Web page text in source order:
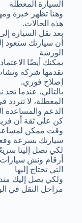
السيارة المعطلة
وهنا تظهر خبرة
هذه الحالات.
بعد نقل السيارة
أن سيارتك ستعود
الورشة
يمكنك أيضًا
تقدمها شركة
إصلاح فوري.
بالتالي، عندما
المعطلة، لا
الدعم والمساعدة
كن على ثقة أن
وقت ممكن
سيارتك بسرعة
لكي تصل إلينا
أرقام ونش
التي تحتاج إليها
ولكي يصل إليك
مراحل النقل في